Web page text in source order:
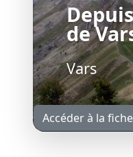
de
Vars
Accéder à la